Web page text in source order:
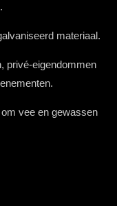
materiaal.
privé-eigendommen
vee en gewassen